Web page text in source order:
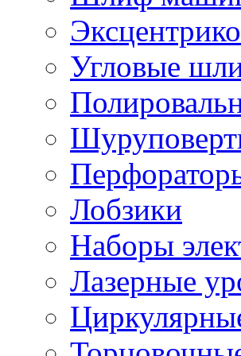
Угловые
Лобзики
Наборы
Лазерные